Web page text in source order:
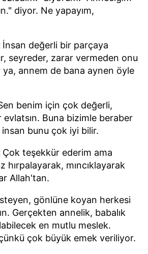
diyor. Ne yapayım,
İnsan değerli bir parçaya
seyreder, zarar vermeden onu
annem de bana aynen öyle
benim için çok değerli,
evlatsın. Buna bizimle beraber
bunu çok iyi bilir.
Çok teşekkür ederim ama
hırpalayarak, mıncıklayarak
Allah'tan.
gönlüne koyan herkesi
Gerçekten annelik, babalık
en mutlu meslek.
çok büyük emek veriliyor.